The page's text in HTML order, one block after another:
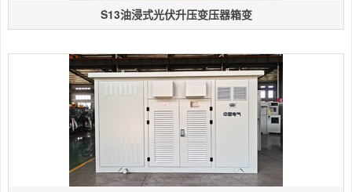
S13油浸式光伏升压变压器箱变